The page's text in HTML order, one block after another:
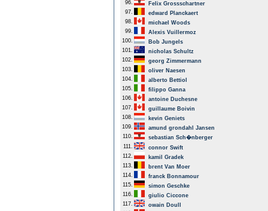
96.
Felix Grossschartner
97.
edward Planckaert
98.
michael Woods
99.
Alexis Vuillermoz
100.
Bob Jungels
101.
nicholas Schultz
102.
georg Zimmermann
103.
oliver Naesen
104.
alberto Bettiol
105.
filippo Ganna
106.
antoine Duchesne
107.
guillaume Boivin
108.
kevin Geniets
109.
amund grondahl Jansen
110.
sebastian Sch�nberger
111.
connor Swift
112.
kamil Gradek
113.
brent Van Moer
114.
franck Bonnamour
115.
simon Geschke
116.
giulio Ciccone
117.
owain Doull